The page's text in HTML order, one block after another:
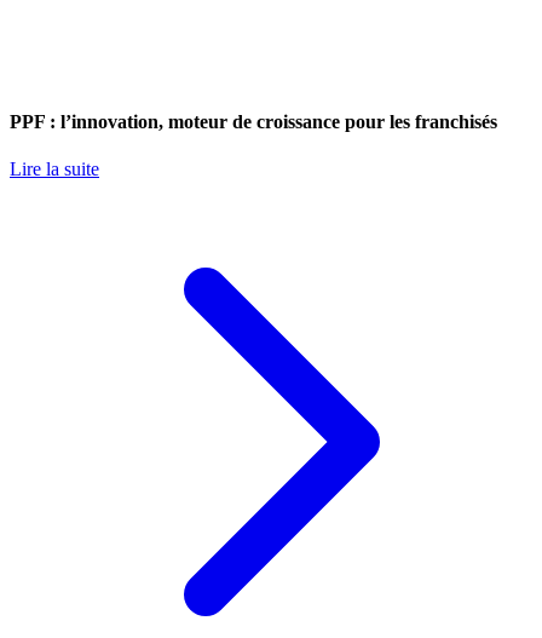
PPF : l’innovation, moteur de croissance pour les franchisés
Lire la suite